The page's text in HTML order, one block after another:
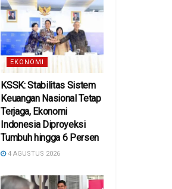
EKONOMI
KSSK: Stabilitas Sistem
Keuangan Nasional Tetap
Terjaga, Ekonomi
Indonesia Diproyeksi
Tumbuh hingga 6 Persen
4 AGUSTUS 2026